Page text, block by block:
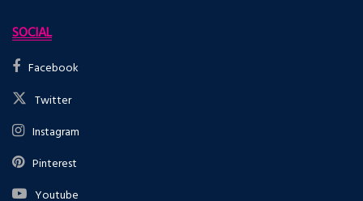
SOCIAL
Facebook
Twitter
Instagram
Pinterest
Youtube